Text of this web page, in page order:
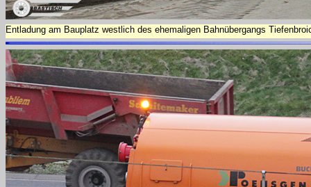
Entladung am Bauplatz westlich des ehemaligen Bahnübergangs